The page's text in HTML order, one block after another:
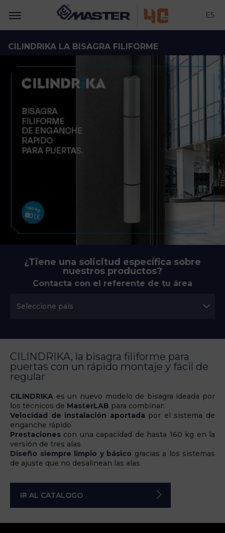
ES
CILINDRIKA LA BISAGRA FILIFORME
¿Tiene una solicitud específica sobre
nuestros productos?
Contacta con el referente de tu área
CILINDRIKA, la bisagra filiforme para
puertas con un rápido montaje y fácil de
regular
CILINDRIKA es un nuevo modelo de bisagra ideada por
los técnicos de MasterLAB para combinar:
Velocidad de instalación aportada por el sistema de
enganche rápido
Prestaciones con una capacidad de hasta 160 kg en la
versión de tres alas
Diseño siempre limpio y básico gracias a los sistemas
de ajuste que no desalinean las alas
IR AL CATALOGO